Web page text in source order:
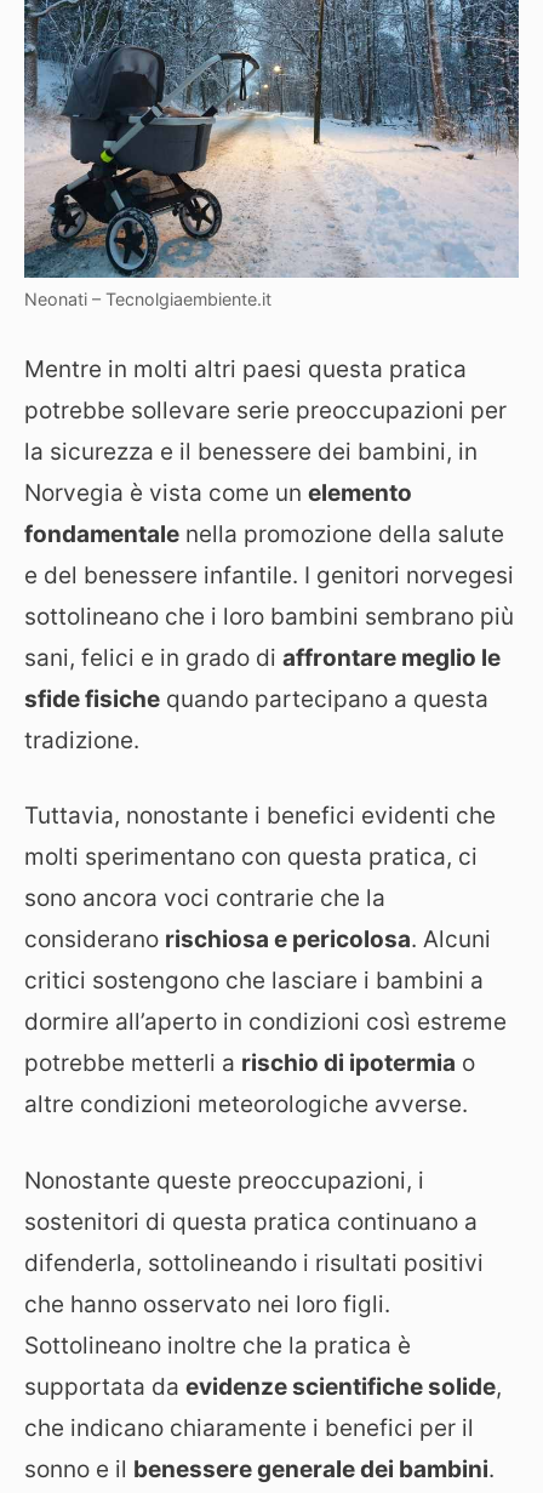
Neonati – Tecnolgiaembiente.it
Mentre in molti altri paesi questa pratica
potrebbe sollevare serie preoccupazioni per
la sicurezza e il benessere dei bambini, in
Norvegia è vista come un elemento
fondamentale nella promozione della salute
e del benessere infantile. I genitori norvegesi
sottolineano che i loro bambini sembrano più
sani, felici e in grado di affrontare meglio le
sfide fisiche quando partecipano a questa
tradizione.
Tuttavia, nonostante i benefici evidenti che
molti sperimentano con questa pratica, ci
sono ancora voci contrarie che la
considerano rischiosa e pericolosa. Alcuni
critici sostengono che lasciare i bambini a
dormire all’aperto in condizioni così estreme
potrebbe metterli a rischio di ipotermia o
altre condizioni meteorologiche avverse.
Nonostante queste preoccupazioni, i
sostenitori di questa pratica continuano a
difenderla, sottolineando i risultati positivi
che hanno osservato nei loro figli.
Sottolineano inoltre che la pratica è
supportata da evidenze scientifiche solide,
che indicano chiaramente i benefici per il
sonno e il benessere generale dei bambini.